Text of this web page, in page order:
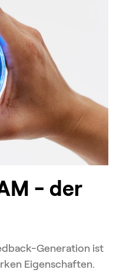
- der
Generation ist
Eigenschaften.